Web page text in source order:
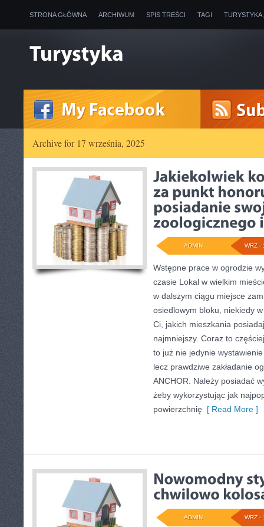
STRONA GŁÓWNA ARCHIWUM SPIS TREŚCI TAGI
Archive for 17 września, 2025
WRZ -
ADMIN
Wstępne prace w ogrodzie
czasie Lokal w wielkim
w dalszym ciągu miejsce
osiedlowym bloku, niekiedy
Ci, jakich mieszkania
najmniejszy. Coraz to
to już nie jedynie
lecz prawdziwe zakładanie
ANCHOR. Należy posiadać
żeby wykorzystując jak
powierzchnię [ Read More ]
WRZ -
ADMIN